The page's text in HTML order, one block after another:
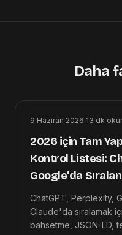
Daha
9 Haziran 2026·13 dk
2026 için Tam
Kontrol Listesi:
Google'da
ChatGPT, Perplexity,
Claude'da sıralamak
bahsetme, JSON-LD,